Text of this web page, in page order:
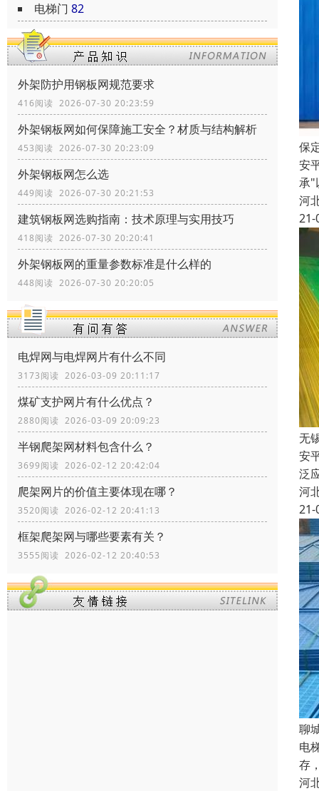
电梯门 82
外架防护用钢板网规范要求
416阅读 2026-07-30 20:23:59
外架钢板网如何保障施工安全？材质与结构解析
453阅读 2026-07-30 20:23:09
外架钢板网怎么选
449阅读 2026-07-30 20:21:53
建筑钢板网选购指南：技术原理与实用技巧
418阅读 2026-07-30 20:20:41
外架钢板网的重量参数标准是什么样的
448阅读 2026-07-30 20:20:05
电焊网与电焊网片有什么不同
3173阅读 2026-03-09 20:11:17
煤矿支护网片有什么优点？
2880阅读 2026-03-09 20:09:23
半钢爬架网材料包含什么？
3699阅读 2026-02-12 20:42:04
爬架网片的价值主要体现在哪？
3520阅读 2026-02-12 20:41:13
框架爬架网与哪些要素有关？
3555阅读 2026-02-12 20:40:53
保
安
承"
河
21-
无
安
泛
河
21-
聊
电
存
河